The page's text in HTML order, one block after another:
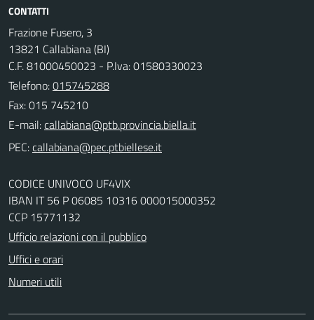
CONTATTI
Frazione Fusero, 3
13821 Callabiana (BI)
C.F. 81000450023 - P.Iva: 01580330023
Telefono:015745288
Fax: 015 745210
E-mail:
PEC:
CODICE UNIVOCO UF4VIX
IBAN IT 56 P 06085 10316 000015000352
CCP 15771132
Ufficio relazioni con il pubblico
Uffici e orari
Numeri utili